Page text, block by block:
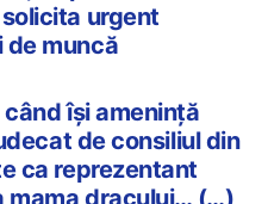
urgent
muncă
își amenință
de consiliul din
ca reprezentant
mama dracului… (…)